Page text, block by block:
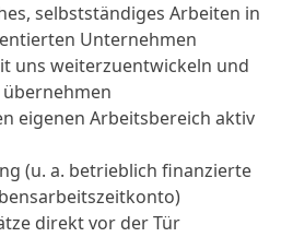
selbstständiges Arbeiten in
Unternehmen
uns weiterzuentwickeln und
eigenen Arbeitsbereich aktiv
(u. a. betrieblich finanzierte
direkt vor der Tür